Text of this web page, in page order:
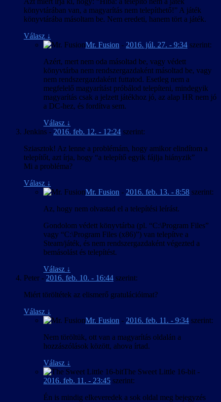
könyvtárában van, a magyarítás nem telepíthető!” A játék
könyvtárába másoltam be. Nem eredeti, hanem tört a játék.
Válasz ↓
Mr. Fusion - 2016. júl. 27. - 9:34 szerint:
Azért, mert nem oda másoltad be, vagy védett
könyvtárba nem rendszergazdaként másoltad be, vagy
nem rendszergazdaként futtatod. Esetleg nem a
megfelelő magyarítást próbálod telepíteni, mindegyik
magyarítás csak a jelzett játékhoz jó, az alap HR nem jó
a DC-hez, és fordítva sem.
Válasz ↓
Jenkins - 2016. feb. 12. - 12:24 szerint:
Sziasztok! Az lenne a problémám, hogy amikor elindítom a
telepítőt, azt írja, hogy “a telepítő egyik fájlja hiányzik”
Mi a probléma?
Válasz ↓
Mr. Fusion - 2016. feb. 13. - 8:58 szerint:
Az, hogy nem olvastad el a telepítési leírást.
Gondolom védett könyvtárba (pl. “C:\Program Files”
vagy “C:\Program Files (x86)”) van telepítve a
Steam/játék, és nem rendszergazdaként végezted a
bemásolást és telepítést.
Válasz ↓
Peter - 2016. feb. 10. - 16:44 szerint:
Miért töröltétek az elismerő gratulációimat?
Válasz ↓
Mr. Fusion - 2016. feb. 11. - 9:34 szerint:
Nem töröltük, ott van a magyarítás oldalán a
hozzászólások között, ahova írtad.
Válasz ↓
The Sweet Little 16-bit -
2016. feb. 11. - 23:45 szerint:
Én is mindig elkeveredek a sok oldal meg bejegyzés